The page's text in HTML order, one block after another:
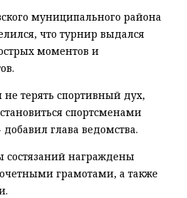
муниципального района
что турнир выдался
моментов и
терять спортивный дух,
спортсменами
глава ведомства.
состязаний награждены
грамотами, а также